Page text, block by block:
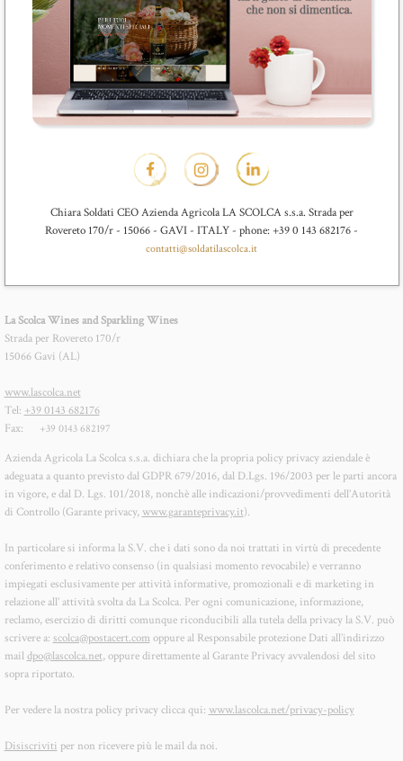
Chiara Soldati CEO Azienda Agricola LA SCOLCA s.s.a. Strada per
Rovereto 170/r - 15066 - GAVI - ITALY - phone: +39 0 143 682176 -
contatti@soldatilascolca.it
La Scolca Wines and Sparkling Wines
Strada per Rovereto 170/r
15066 Gavi (AL)
www.lascolca.net
Tel: +39 0143 682176
Fax:
+39 0143 682197
Azienda Agricola La Scolca s.s.a. dichiara che la propria policy privacy aziendale è
adeguata a quanto previsto dal GDPR 679/2016, dal D.Lgs. 196/2003 per le parti ancora
in vigore, e dal D. Lgs. 101/2018, nonchè alle indicazioni/provvedimenti dell’Autorità
di Controllo (Garante privacy,www.garanteprivacy.it).
In particolare si informa la S.V. che i dati sono da noi trattati in virtù di precedente
conferimento e relativo consenso (in qualsiasi momento revocabile) e verranno
impiegati esclusivamente per attività informative, promozionali e di marketing in
relazione all’ attività svolta da La Scolca. Per ogni comunicazione, informazione,
reclamo, esercizio di diritti comunque riconducibili alla tutela della privacy la S.V. può
scrivere a: scolca@postacert.comoppure al Responsabile protezione Dati all’indirizzo
maildpo@lascolca.net, oppure direttamente al Garante Privacy avvalendosi del sito
sopra riportato.
Per vedere la nostra policy privacy clicca qui: www.lascolca.net/privacy-policy
Disiscriviti per non ricevere più le mail da noi.